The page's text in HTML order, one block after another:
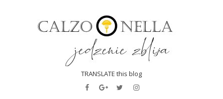
TRANSLATE this blog